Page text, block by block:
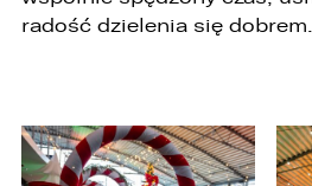
radość dzielenia się dobrem.